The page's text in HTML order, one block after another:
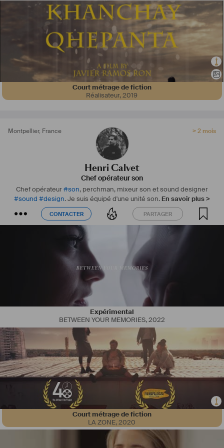
Court métrage de fiction
Réalisateur,2019
Montpellier, France > 2 mois
Henri Calvet
Chef opérateur son
Chef opérateur#son, perchman, mixeur son et sound designer
#sound #design. Je suis équipé d'une unité son. En savoir plus >
CONTACTER PARTAGER
CONTACTER PARTAGER
Expérimental
BETWEEN YOUR MEMORIES,2022
Court métrage de fiction
LA ZONE,2020